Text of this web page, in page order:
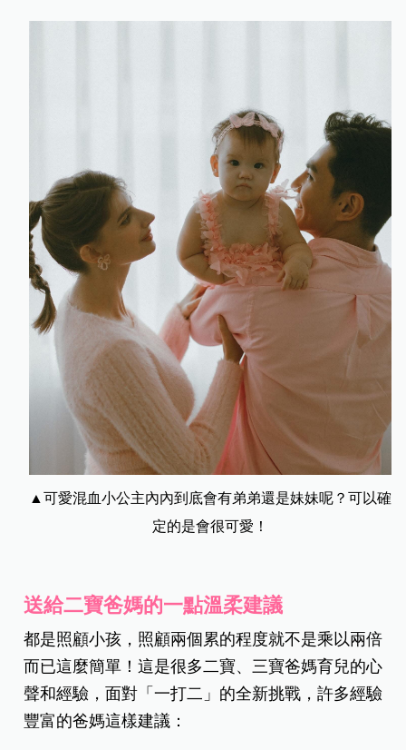
▲可愛混血小公主內內到底會有弟弟還是妹妹呢？可以確
定的是會很可愛！
送給二寶爸媽的一點溫柔建議
都是照顧小孩，照顧兩個累的程度就不是乘以兩倍
而已這麼簡單！這是很多二寶、三寶爸媽育兒的心
聲和經驗，面對「一打二」的全新挑戰，許多經驗
豐富的爸媽這樣建議：